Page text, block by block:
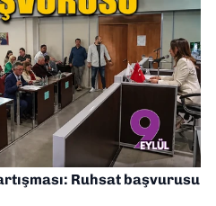
Ruhsat başvurusu